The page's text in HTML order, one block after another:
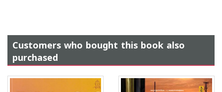
Customers who bought this book also
purchased